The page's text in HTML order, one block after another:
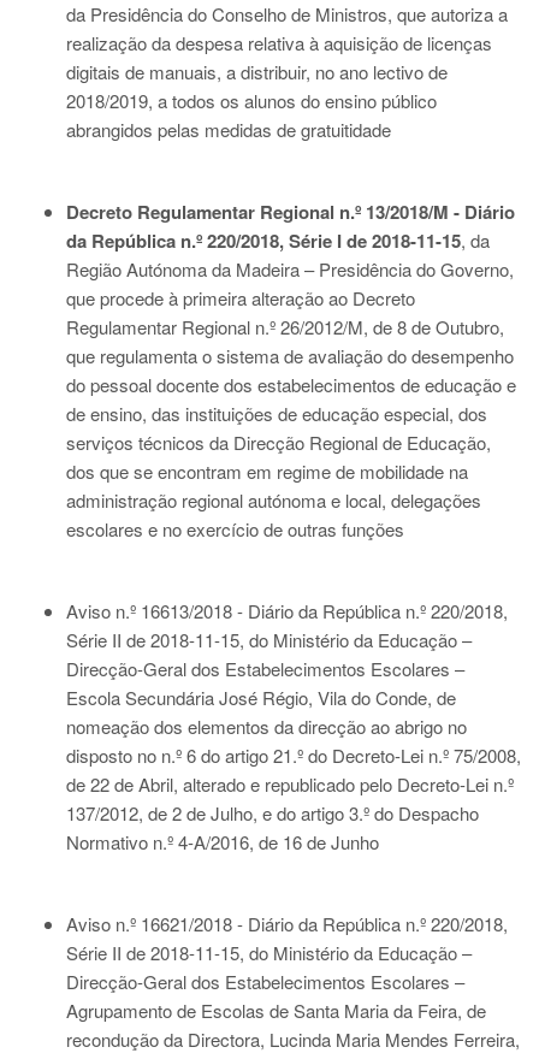
da Presidência do Conselho de Ministros, que autoriza a
realização da despesa relativa à aquisição de licenças
digitais de manuais, a distribuir, no ano lectivo de
2018/2019, a todos os alunos do ensino público
abrangidos pelas medidas de gratuitidade
Decreto Regulamentar Regional n.º 13/2018/M - Diário
da República n.º 220/2018, Série I de 2018-11-15, da
Região Autónoma da Madeira – Presidência do Governo,
que procede à primeira alteração ao Decreto
Regulamentar Regional n.º 26/2012/M, de 8 de Outubro,
que regulamenta o sistema de avaliação do desempenho
do pessoal docente dos estabelecimentos de educação e
de ensino, das instituições de educação especial, dos
serviços técnicos da Direcção Regional de Educação,
dos que se encontram em regime de mobilidade na
administração regional autónoma e local, delegações
escolares e no exercício de outras funções
Aviso n.º 16613/2018 - Diário da República n.º 220/2018,
Série II de 2018-11-15, do Ministério da Educação –
Direcção-Geral dos Estabelecimentos Escolares –
Escola Secundária José Régio, Vila do Conde, de
nomeação dos elementos da direcção ao abrigo no
disposto no n.º 6 do artigo 21.º do Decreto-Lei n.º 75/2008,
de 22 de Abril, alterado e republicado pelo Decreto-Lei n.º
137/2012, de 2 de Julho, e do artigo 3.º do Despacho
Normativo n.º 4-A/2016, de 16 de Junho
Aviso n.º 16621/2018 - Diário da República n.º 220/2018,
Série II de 2018-11-15, do Ministério da Educação –
Direcção-Geral dos Estabelecimentos Escolares –
Agrupamento de Escolas de Santa Maria da Feira, de
recondução da Directora, Lucinda Maria Mendes Ferreira,